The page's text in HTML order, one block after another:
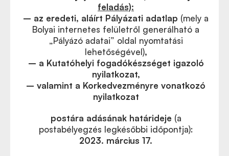
feladás):
– az eredeti, aláírt Pályázati adatlap (mely a
Bolyai internetes felületről generálható a
„Pályázó adatai” oldal nyomtatási
lehetőségével),
– a Kutatóhelyi fogadókészséget igazoló
nyilatkozat,
– valamint a Korkedvezményre vonatkozó
nyilatkozat
postára adásának határideje (a
postabélyegzés legkésőbbi időpontja):
2023. március 17.